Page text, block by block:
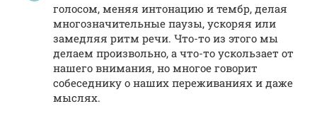
голосом, меняя интонацию и тембр, делая
многозначительные паузы, ускоряя или
замедляя ритм речи. Что-то из этого мы
делаем произвольно, а что-то ускользает от
нашего внимания, но многое говорит
собеседнику о наших переживаниях и даже
мыслях.